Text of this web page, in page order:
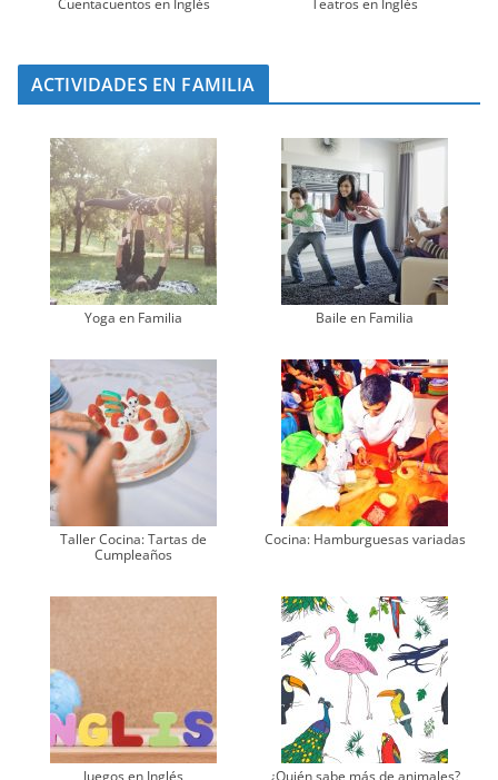
Cuentacuentos en Inglés Teatros en Inglés
ACTIVIDADES EN FAMILIA
Yoga en Familia Baile en Familia
Taller Cocina: Tartas de
Cumpleaños
Cocina: Hamburguesas variadas